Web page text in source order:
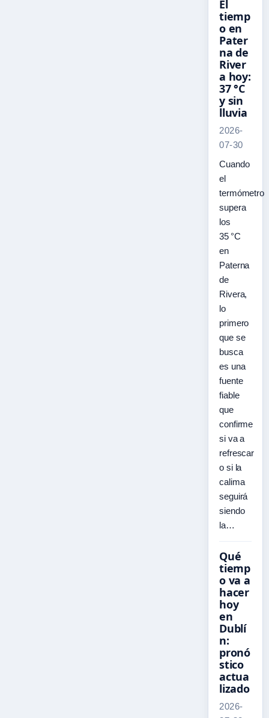
El
tiemp
o en
Pater
na de
River
a hoy:
37 °C
y sin
lluvia
2026-
07-30
Cuando
el
termómetro
supera
los
35 °C
en
Paterna
de
Rivera,
lo
primero
que se
busca
es una
fuente
fiable
que
confirme
si va a
refrescar
o si la
calima
seguirá
siendo
la…
Qué
tiemp
o va a
hacer
hoy
en
Dublí
n:
pronó
stico
actua
lizado
2026-